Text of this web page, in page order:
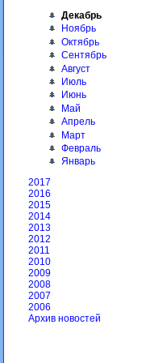
Декабрь
Ноябрь
Октябрь
Сентябрь
Август
Июль
Июнь
Май
Апрель
Март
Февраль
Январь
2017
2016
2015
2014
2013
2012
2011
2010
2009
2008
2007
2006
Архив новостей